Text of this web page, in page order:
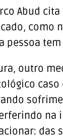
Abud
como
pessoa
outro
caso
na
das